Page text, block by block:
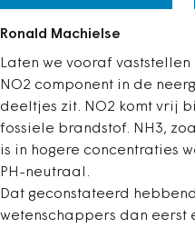
Ronald Machielse
Laten we vooraf
NO2 component in de
deeltjes zit. NO2 komt vrij
fossiele brandstof. NH3,
is in hogere concentraties
PH-neutraal.
Dat geconstateerd
wetenschappers dan eerst